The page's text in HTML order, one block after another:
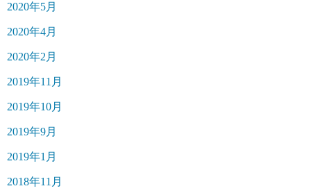
2020年5月
2020年4月
2020年2月
2019年11月
2019年10月
2019年9月
2019年1月
2018年11月